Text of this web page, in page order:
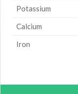
Potassium
Calcium
Iron